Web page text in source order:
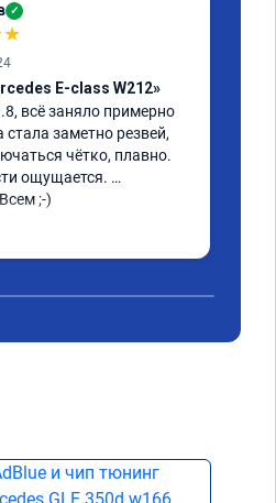
✓
★
E-class W212»
всё заняло примерно
заметно резвей,
чётко, плавно.
ощущается.
;-)